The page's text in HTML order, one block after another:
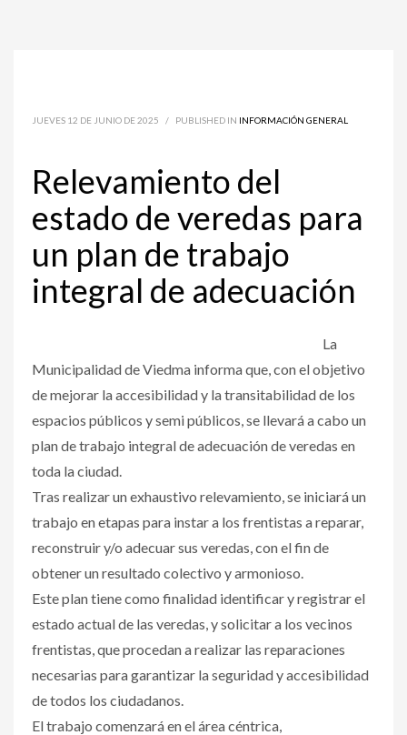
JUEVES 12 DE JUNIO DE 2025 / PUBLISHED IN INFORMACIÓN GENERAL
Relevamiento del
estado de veredas para
un plan de trabajo
integral de adecuación
La
Municipalidad de Viedma informa que, con el objetivo
de mejorar la accesibilidad y la transitabilidad de los
espacios públicos y semi públicos, se llevará a cabo un
plan de trabajo integral de adecuación de veredas en
toda la ciudad.
Tras realizar un exhaustivo relevamiento, se iniciará un
trabajo en etapas para instar a los frentistas a reparar,
reconstruir y/o adecuar sus veredas, con el fin de
obtener un resultado colectivo y armonioso.
Este plan tiene como finalidad identificar y registrar el
estado actual de las veredas, y solicitar a los vecinos
frentistas, que procedan a realizar las reparaciones
necesarias para garantizar la seguridad y accesibilidad
de todos los ciudadanos.
El trabajo comenzará en el área céntrica,